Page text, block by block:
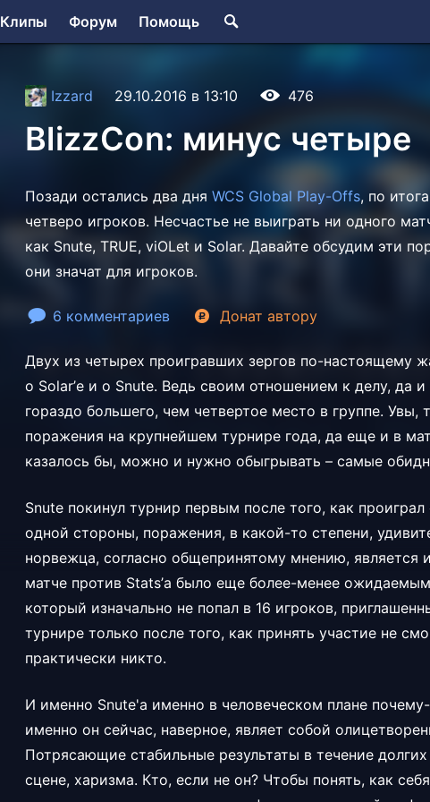
Клипы Форум Помощь
Izzard 29.10.2016 в 13:10 476
BlizzCon: минус четыре
Позади остались два дня WCS Global Play-Offs, по
четверо игроков. Несчастье не выиграть ни одного
как Snute, TRUE, viOLet и Solar. Давайте обсудим эти
они значат для игроков.
6 комментариев Донат автору
Двух из четырех проигравших зергов по-настоящему
о Solar’е и о Snute. Ведь своим отношением к делу, да
гораздо большего, чем четвертое место в группе.
поражения на крупнейшем турнире года, да еще и в
казалось бы, можно и нужно обыгрывать – самые
Snute покинул турнир первым после того, как
одной стороны, поражения, в какой-то степени,
норвежца, согласно общепринятому мнению, является
матче против Stats’а было еще более-менее
который изначально не попал в 16 игроков,
турнире только после того, как принять участие не
практически никто.
И именно Snute'а именно в человеческом плане
именно он сейчас, наверное, являет собой
Потрясающие стабильные результаты в течение
сцене, харизма. Кто, если не он? Чтобы понять, как